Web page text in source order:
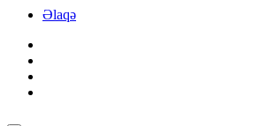
Əlaqə